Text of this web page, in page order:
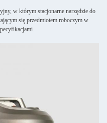
w którym stacjonarne narzędzie do
się przedmiotem roboczym w